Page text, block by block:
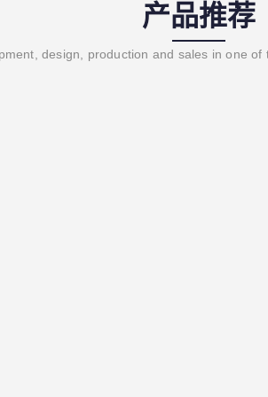
产品推荐
design, production and sales in one